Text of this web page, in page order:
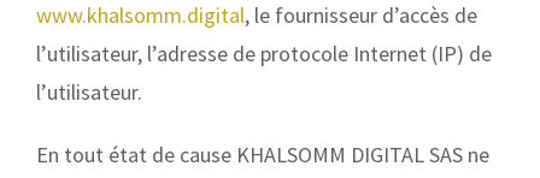
www.khalsomm.digital, le fournisseur d’accès de
l’utilisateur, l’adresse de protocole Internet (IP) de
l’utilisateur.
En tout état de cause KHALSOMM DIGITAL SAS ne